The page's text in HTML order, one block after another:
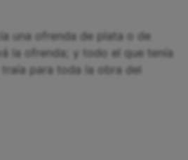
una ofrenda de plata o de
la ofrenda; y todo el que tenía
para toda la obra del